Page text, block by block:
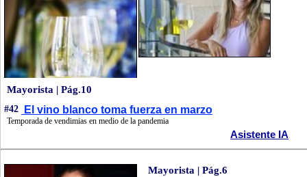
Mayorista | Pág.10
#42 El vino blanco toma fuerza en marzo
Temporada de vendimias en medio de la pandemia
Asistente IA
Mayorista | Pág.6